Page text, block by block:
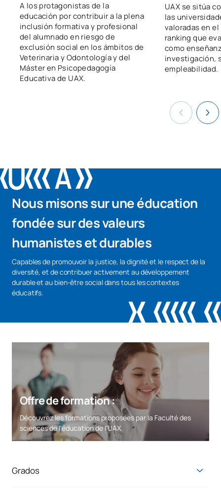
A los protagonistas de la
educación por contribuir a la plena
inclusión formativa y profesional
del alumnado en riesgo de
exclusión social en los ámbitos de
Veterinaria y Odontología y del
Máster en Psicopedagogía
Educativa de UAX.
UAX se sitúa
las
valoradas en
ranking que
como
investigación,
empleabilidad.
Nous misons sur une éducation
fondée sur des valeurs
humanistes et durables
Capables de promouvoir la justice, la dignité et le respect de la
diversité, et de contribuer activement au développement
durable et au bien-être social dans tous les contextes
éducatifs.
Offre de formation :
Découvrez les formations proposées par la Faculté des
sciences de l'éducation de l'UAX.
Grados